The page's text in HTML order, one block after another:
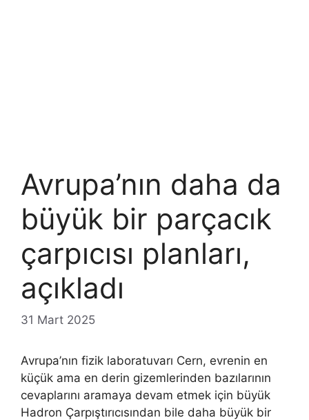
Avrupa’nın daha da
büyük bir parçacık
çarpıcısı planları,
açıkladı
31 Mart 2025
Avrupa’nın fizik laboratuvarı Cern, evrenin en
küçük ama en derin gizemlerinden bazılarının
cevaplarını aramaya devam etmek için büyük
Hadron Çarpıştırıcısından bile daha büyük bir